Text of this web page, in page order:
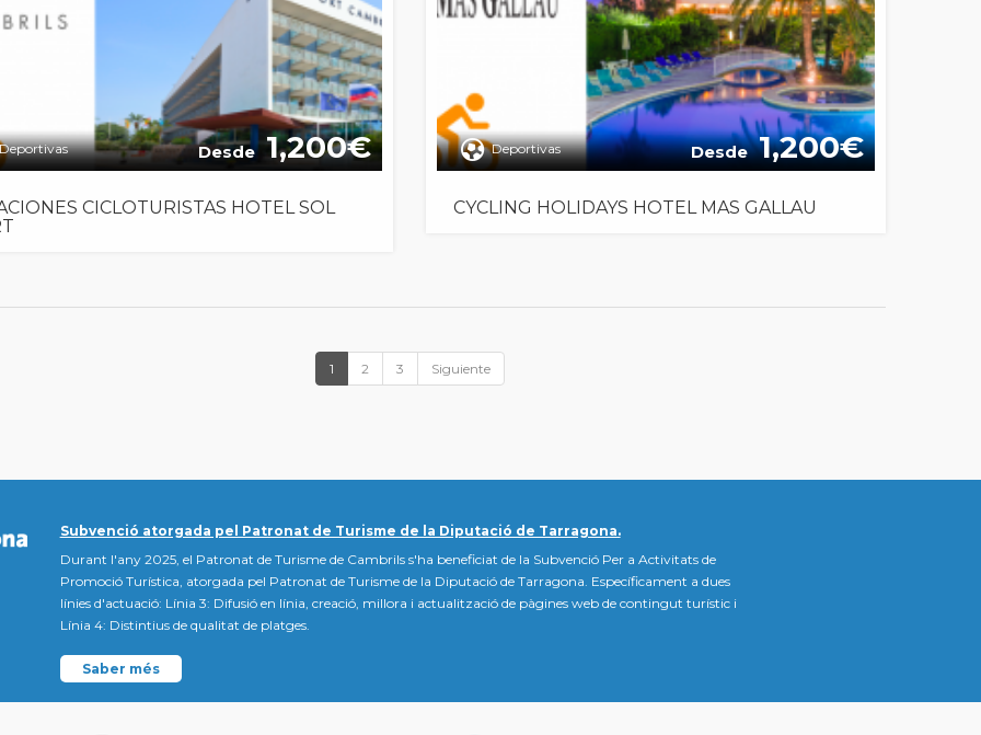
Deportivas Desde 1,200
CICLOTURISTAS HOTEL SOL
Deportivas Desde 1,200
CYCLING HOLIDAYS HOTEL MAS GALLAU
1 2 3 Siguiente
Subvenció atorgada pel Patronat de Turisme de la Diputació de Tarragona.
Durant l'any 2025, el Patronat de Turisme de Cambrils s'ha beneficiat de la Subvenció Per a Activitats de
Promoció Turística, atorgada pel Patronat de Turisme de la Diputació de Tarragona. Específicament a dues
línies d'actuació: Línia 3: Difusió en línia, creació, millora i actualització de pàgines web de contingut turístic i
Línia 4: Distintius de qualitat de platges.
Saber més